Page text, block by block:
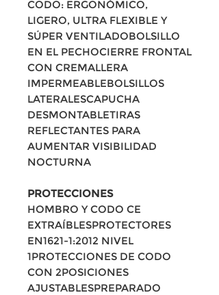
CODO: ERGONÓMICO,
LIGERO, ULTRA FLEXIBLE Y
SÚPER VENTILADOBOLSILLO
EN EL PECHOCIERRE FRONTAL
CON CREMALLERA
IMPERMEABLEBOLSILLOS
LATERALESCAPUCHA
DESMONTABLETIRAS
REFLECTANTES PARA
AUMENTAR VISIBILIDAD
NOCTURNA
PROTECCIONES
HOMBRO Y CODO CE
EXTRAÍBLESPROTECTORES
EN1621-1:2012 NIVEL
1PROTECCIONES DE CODO
CON 2POSICIONES
AJUSTABLESPREPARADO